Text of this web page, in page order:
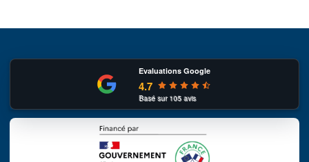
Evaluations Google
4.7
Basé sur105avis